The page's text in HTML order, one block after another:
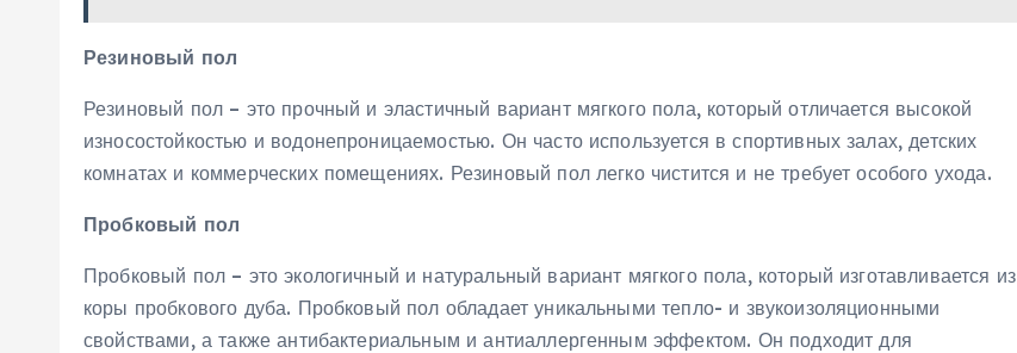
Резиновый пол
Резиновый пол – это прочный и эластичный вариант мягкого пола, который отличается высокой
износостойкостью и водонепроницаемостью. Он часто используется в спортивных залах, детских
комнатах и коммерческих помещениях. Резиновый пол легко чистится и не требует особого ухода.
Пробковый пол
Пробковый пол – это экологичный и натуральный вариант мягкого пола, который изготавливается из
коры пробкового дуба. Пробковый пол обладает уникальными тепло- и звукоизоляционными
свойствами, а также антибактериальным и антиаллергенным эффектом. Он подходит для